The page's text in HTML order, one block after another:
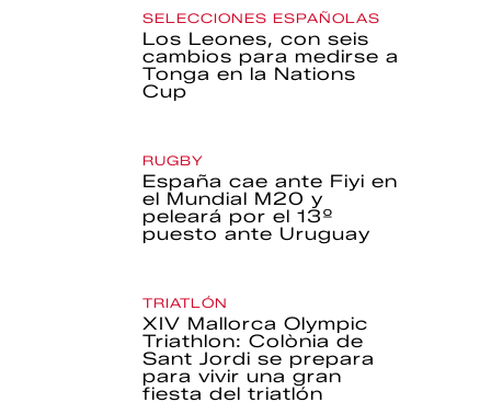
SELECCIONES ESPAÑOLAS
Los Leones, con seis
cambios para medirse a
Tonga en la Nations
Cup
RUGBY
España cae ante Fiyi en
el Mundial M20 y
peleará por el 13º
puesto ante Uruguay
TRIATLÓN
XIV Mallorca Olympic
Triathlon: Colònia de
Sant Jordi se prepara
para vivir una gran
fiesta del triatlón